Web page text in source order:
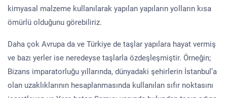
kimyasal malzeme kullanılarak yapılan yapıların yolların kısa
ömürlü olduğunu görebiliriz.
Daha çok Avrupa da ve Türkiye de taşlar yapılara hayat vermiş
ve bazı yerler ise neredeyse taşlarla özdeşleşmiştir. Örneğin;
Bizans imparatorluğu yıllarında, dünyadaki şehirlerin İstanbul’a
olan uzaklıklarının hesaplanmasında kullanılan sıfır noktasını